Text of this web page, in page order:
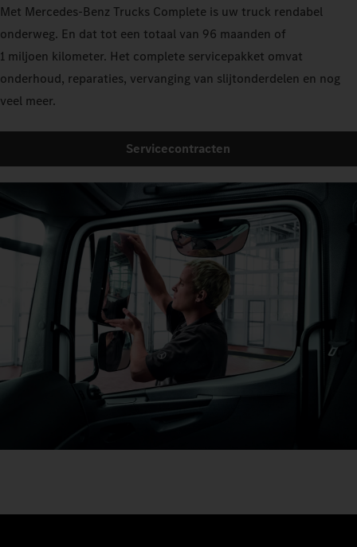
Met Mercedes‑Benz Trucks Complete is uw truck rendabel
onderweg. En dat tot een totaal van 96 maanden of
1 miljoen kilometer. Het complete servicepakket omvat
onderhoud, reparaties, vervanging van slijtonderdelen en nog
veel meer.
Servicecontracten